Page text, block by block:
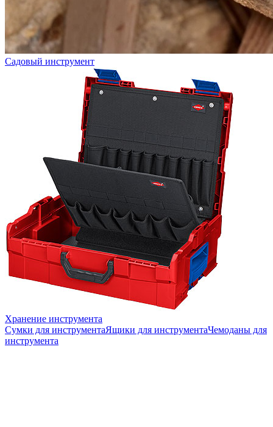
Садовый инструмент
Хранение инструмента
Сумки для инструментаЯщики для инструментаЧемоданы для
инструмента